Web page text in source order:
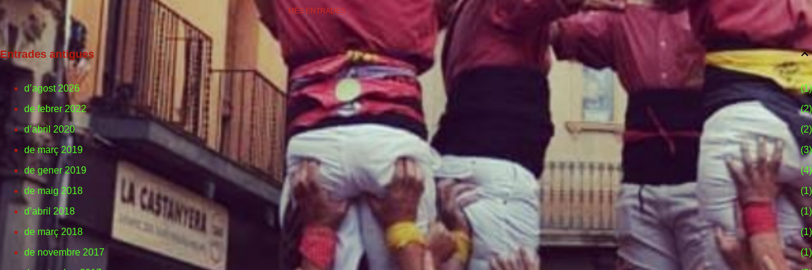
MÉS ENTRADES
Entrades antigues
d’agost 2026
1
de febrer 2022
2
d’abril 2020
2
de març 2019
3
de gener 2019
4
de maig 2018
1
d’abril 2018
1
de març 2018
1
de novembre 2017
1